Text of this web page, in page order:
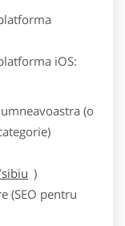
iOS:
(o
)
(SEO pentru